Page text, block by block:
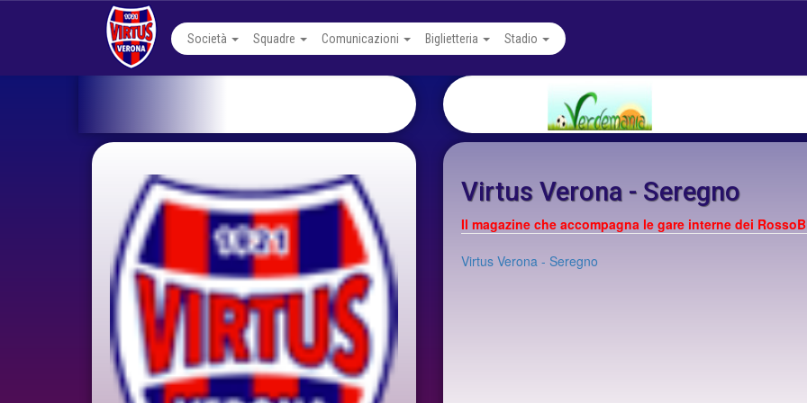
Società Squadre Comunicazioni Biglietteria Stadio
Virtus Verona - Seregno
Il magazine che accompagna le gare interne dei
Virtus Verona - Seregno